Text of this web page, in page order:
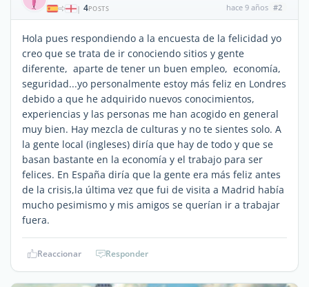
| 4POSTS hace 9 años #2
Hola pues respondiendo a la encuesta de la felicidad yo
creo que se trata de ir conociendo sitios y gente
diferente, aparte de tener un buen empleo, economía,
seguridad...yo personalmente estoy más feliz en Londres
debido a que he adquirido nuevos conocimientos,
experiencias y las personas me han acogido en general
muy bien. Hay mezcla de culturas y no te sientes solo. A
la gente local (ingleses) diría que hay de todo y que se
basan bastante en la economía y el trabajo para ser
felices. En España diría que la gente era más feliz antes
de la crisis,la última vez que fui de visita a Madrid había
mucho pesimismo y mis amigos se querían ir a trabajar
fuera.
Reaccionar Responder